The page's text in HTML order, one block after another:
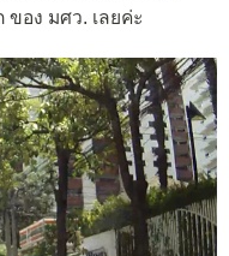
ของ มศว. เลยค่ะ